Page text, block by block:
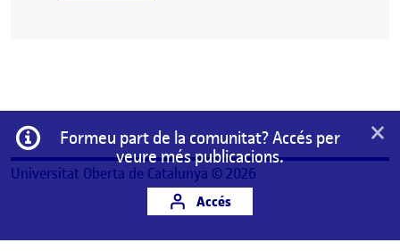
Informació
Formeu part de la comunitat? Accés per
veure més publicacions.
Accés
×
Universitat Oberta de Catalunya © 2026